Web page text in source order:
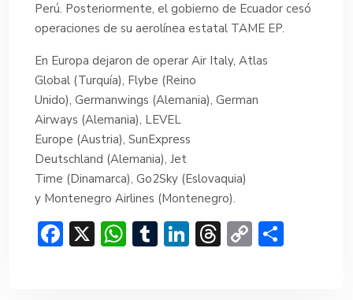
Perú. Posteriormente, el gobierno de Ecuador cesó
operaciones de su aerolínea estatal TAME EP.
En Europa dejaron de operar Air Italy, Atlas
Global (Turquía), Flybe (Reino
Unido), Germanwings (Alemania), German
Airways (Alemania), LEVEL
Europe (Austria), SunExpress
Deutschland (Alemania), Jet
Time (Dinamarca), Go2Sky (Eslovaquia)
y Montenegro Airlines (Montenegro).
F X W T Li T C